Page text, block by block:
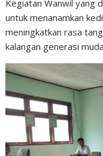
Kegiatan Wanwil yang
untuk menanamkan
meningkatkan rasa
kalangan generasi